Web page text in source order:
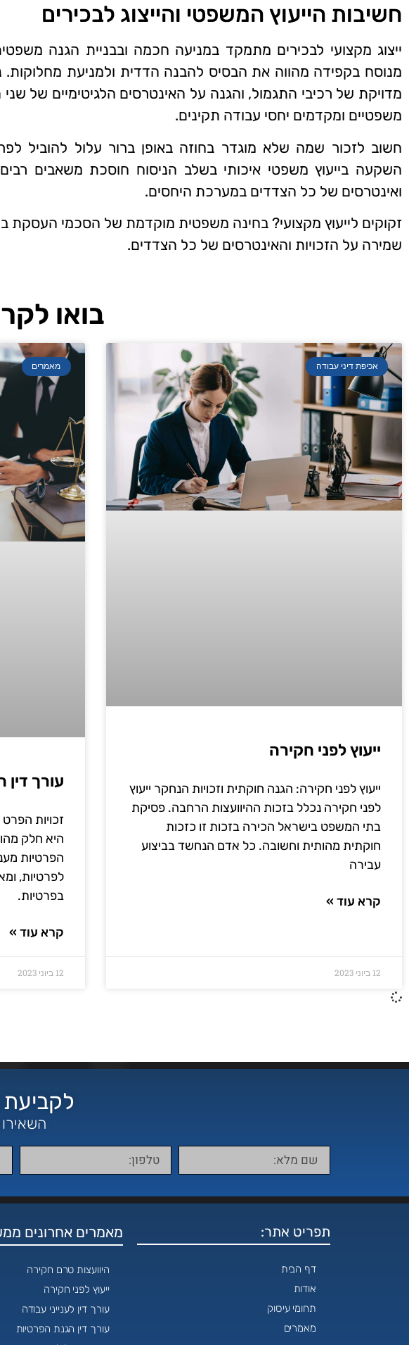
חשיבות הייעוץ המשפטי והייצוג לבכירים
ייצוג מקצועי לבכירים מתמקד במניעה חכמה ובבניית הגנה
מנוסח בקפידה מהווה את הבסיס להבנה הדדית ולמניעת מחלוקות.
מדויקת של רכיבי התגמול, והגנה על האינטרסים הלגיטימיים של
משפטיים ומקדמים יחסי עבודה תקינים.
חשוב לזכור שמה שלא מוגדר בחוזה באופן ברור עלול להוביל
השקעה בייעוץ משפטי איכותי בשלב הניסוח חוסכת משאבים
ואינטרסים של כל הצדדים במערכת היחסים.
זקוקים לייעוץ מקצועי? בחינה משפטית מוקדמת של הסכמי העסקת
שמירה על הזכויות והאינטרסים של כל הצדדים.
בואו
אכיפת דיני עבודה
ייעוץ לפני חקירה
ייעוץ לפני חקירה: הגנה חוקתית וזכויות הנחקר ייעוץ
לפני חקירה נכלל בזכות ההיוועצות הרחבה. פסיקת
בתי המשפט בישראל הכירה בזכות זו כזכות
חוקתית מהותית וחשובה. כל אדם הנחשד בביצוע
עבירה
קרא עוד »
12 ביוני 2023
מאמרים
עורך
זכויות
היא חלק
הפרטיות
לפרטיות,
בפרטיות.
קרא עוד »
12 ביוני 2023
לקביעת
תפריט אתר:
דף הבית
אודות
תחומי עיסוק
מאמרים
מאמרים אחרונים
היוועצות טרם חקירה
ייעוץ לפני חקירה
עורך דין לענייני עבודה
עורך דין הגנת הפרטיות